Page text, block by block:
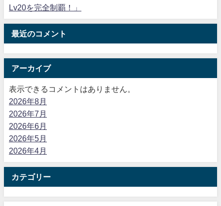
Lv20を完全制覇！」
最近のコメント
アーカイブ
表示できるコメントはありません。
2026年8月
2026年7月
2026年6月
2026年5月
2026年4月
カテゴリー